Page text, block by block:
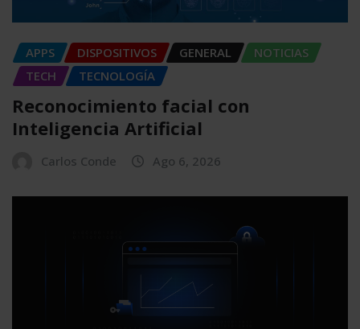
APPS DISPOSITIVOS GENERAL
NOTICIAS
TECH
TECNOLOGÍA
Reconocimiento facial con
Inteligencia Artificial
Carlos Conde Ago 6, 2026